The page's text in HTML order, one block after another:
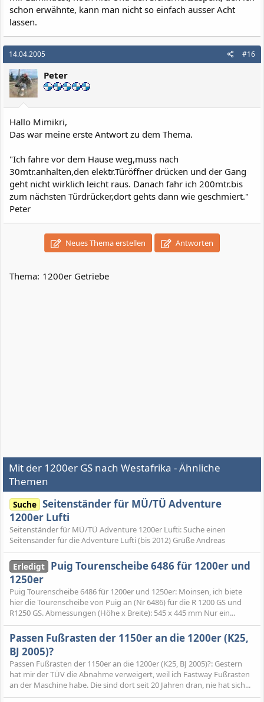
schon erwähnte, kann man nicht so einfach ausser Acht
lassen.
14.04.2005 #16
Peter
Hallo Mimikri,
Das war meine erste Antwort zu dem Thema.
"Ich fahre vor dem Hause weg,muss nach
30mtr.anhalten,den elektr.Türöffner drücken und der Gang
geht nicht wirklich leicht raus. Danach fahr ich 200mtr.bis
zum nächsten Türdrücker,dort gehts dann wie geschmiert."
Peter
Neues Thema erstellen Antworten
Thema: 1200er Getriebe
Mit der 1200er GS nach Westafrika - Ähnliche
Themen
Suche Seitenständer für MÜ/TÜ Adventure
1200er Lufti
Seitenständer für MÜ/TÜ Adventure 1200er Lufti: Suche einen
Seitensänder für die Adventure Lufti (bis 2012) Grüße Andreas
Erledigt Puig Tourenscheibe 6486 für 1200er und
1250er
Puig Tourenscheibe 6486 für 1200er und 1250er: Moinsen, ich biete
hier die Tourenscheibe von Puig an (Nr 6486) für die R 1200 GS und
R1250 GS. Abmessungen (Höhe x Breite): 545 x 445 mm Nur ein...
Passen Fußrasten der 1150er an die 1200er (K25,
BJ 2005)?
Passen Fußrasten der 1150er an die 1200er (K25, BJ 2005)?: Gestern
hat mir der TÜV die Abnahme verweigert, weil ich Fastway Fußrasten
an der Maschine habe. Die sind dort seit 20 Jahren dran, nie hat sich...